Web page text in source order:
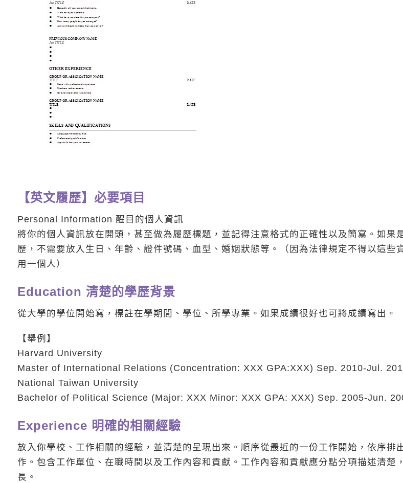
【英文履歷】必要項目
Personal Information 醒目的個人資訊
將你的個人資訊放在開頭，甚至做為履歷標題，並記得注意格式的正確性以及簡寫。如果
歷，不需要放入生日、年齡、證件號碼、血型、婚姻狀態等。（因為法律規定不得以這些
用一個人）
Education 清楚的學歷背景
從大學的學位開始寫，標註在學期間、學位、所學專業。如果成績很好也可將成績寫出。
【舉例】
Harvard University
Master of International Relations (Concentration: XXX GPA:XXX) Sep. 2010-Jul.
National Taiwan University
Bachelor of Political Science (Major: XXX Minor: XXX GPA: XXX) Sep. 2005-Jun.
Experience 明確的相關經驗
放入你學校、工作相關的經驗，並清楚的呈現出來。順序從最近的一份工作開始，依序排
作。包含工作單位、在職時間以及工作內容和貢獻。工作內容和貢獻應分點分項描述清楚
長。